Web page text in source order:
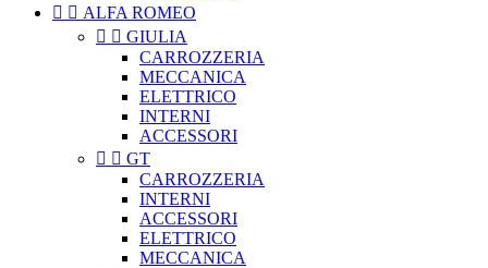
  ALFA ROMEO
  GIULIA
CARROZZERIA
MECCANICA
ELETTRICO
INTERNI
ACCESSORI
  GT
CARROZZERIA
INTERNI
ACCESSORI
ELETTRICO
MECCANICA